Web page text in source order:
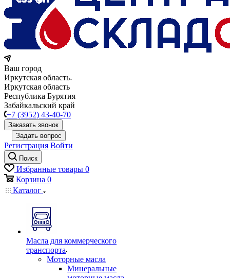
Ваш город
Иркутская область
Иркутская область
Республика Бурятия
Забайкальский край
+7 (3952) 43-40-70
Заказать звонок
Задать вопрос
Регистрация Войти
Поиск
Избранные товары 0
Корзина 0
Каталог
Масла для коммерческого
транспорта
Моторные масла
Минеральные